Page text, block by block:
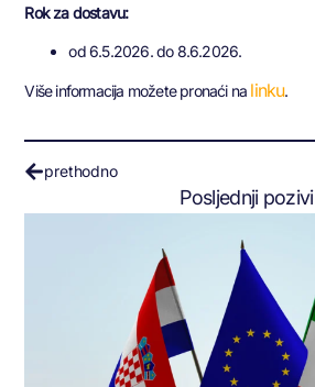
Rok za dostavu:
od 6.5.2026. do 8.6.2026.
Više informacija možete pronaći na linku.
prethodno
Posljednji pozivi